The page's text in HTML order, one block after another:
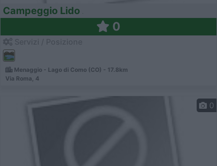
Campeggio Lido
0
Menaggio - Lago di Como (CO) - 17.8km
Via Roma, 4
0